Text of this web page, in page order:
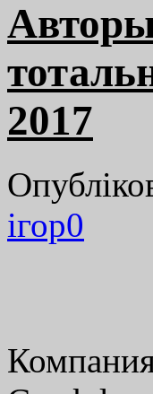
2017
ігор0